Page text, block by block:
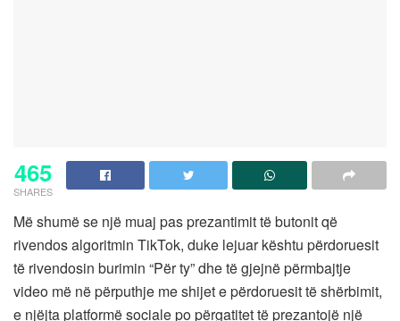
465
SHARES
Më shumë se një muaj pas prezantimit të butonit që
rivendos algoritmin TikTok, duke lejuar kështu përdoruesit
të rivendosin burimin “Për ty” dhe të gjejnë përmbajtje
video më në përputhje me shijet e përdoruesit të shërbimit,
e njëjta platformë sociale po përgatitet të prezantojë një